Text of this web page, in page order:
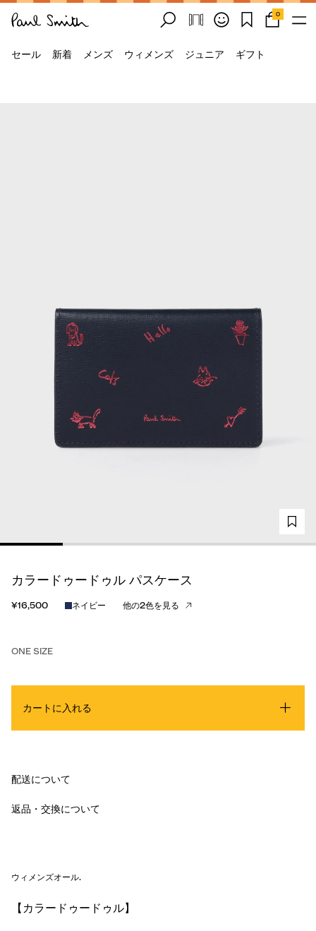
0
セール 新着 メンズ ウィメンズ ジュニア ギフト
カラードゥードゥル パスケース
¥16,500 ネイビー 他の2色を見る
ONE SIZE
カートに入れる
配送について
返品・交換について
ウィメンズオール.
【カラードゥードゥル】